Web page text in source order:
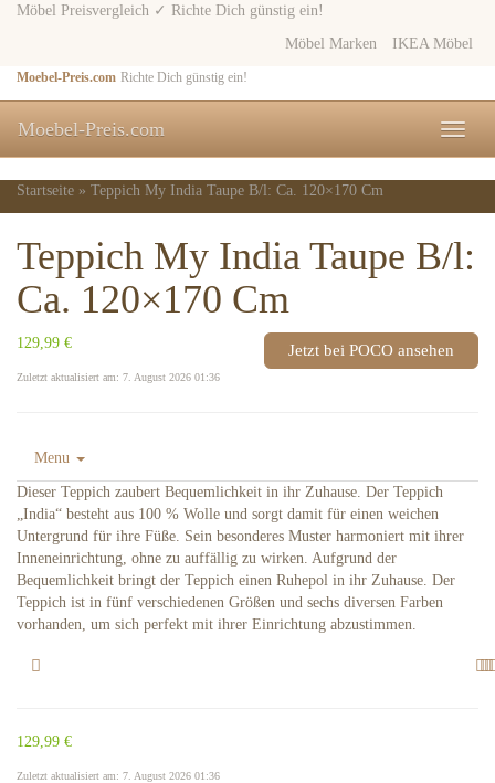
Skip
content
Möbel Preisvergleich ✓ Richte Dich günstig ein!
Möbel Marken
IKEA Möbel
Moebel-Preis.com Richte Dich günstig ein!
Toggle
Moebel-Preis.com
Startseite » Teppich My India Taupe B/l: Ca. 120×170 Cm
Teppich My India Taupe B/l:
Ca. 120×170 Cm
129,99 €
Zuletzt aktualisiert am: 7. August 2026 01:36
Jetzt bei POCO ansehen
Menu
Dieser Teppich zaubert Bequemlichkeit in ihr Zuhause. Der Teppich
„India“ besteht aus 100 % Wolle und sorgt damit für einen weichen
Untergrund für ihre Füße. Sein besonderes Muster harmoniert mit ihrer
Inneneinrichtung, ohne zu auffällig zu wirken. Aufgrund der
Bequemlichkeit bringt der Teppich einen Ruhepol in ihr Zuhause. Der
Teppich ist in fünf verschiedenen Größen und sechs diversen Farben
vorhanden, um sich perfekt mit ihrer Einrichtung abzustimmen.
129,99 €
Zuletzt aktualisiert am: 7. August 2026 01:36